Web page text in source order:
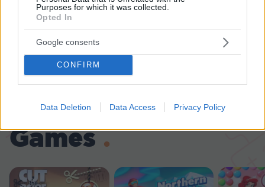
Purposes for which it was collected.
Opted In
Google consents
CONFIRM
Data Deletion Data Access Privacy Policy
Πέθανε το άσπρο κουτάβι που
Κεντρική Μακεδονία: Καλό ταξίδι
μικρέ, δείτε βίντεο
06.08.2026, 16:39
Games